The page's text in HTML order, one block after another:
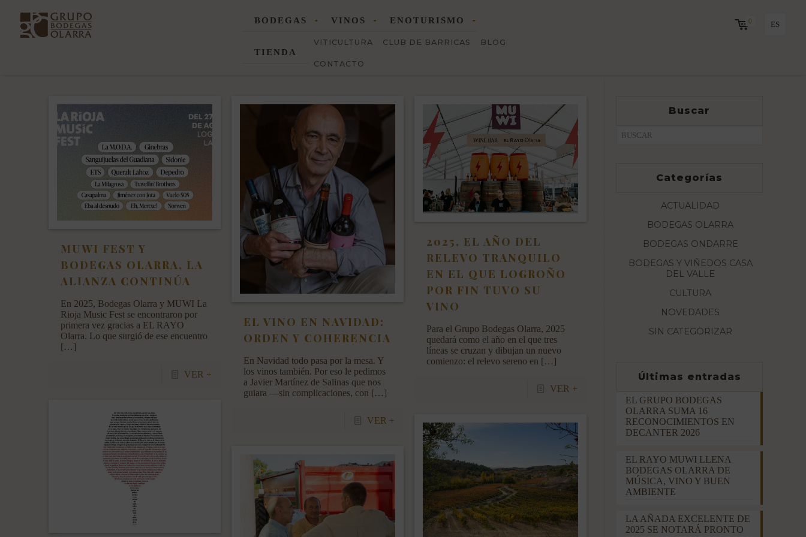
BODEGAS VINOS ENOTURISMO
TIENDA
VITICULTURA CLUB DE BARRICAS BLOG
CONTACTO
0 ES
MUWI FEST Y
BODEGAS OLARRA, LA
ALIANZA CONTINÚA
En 2025, Bodegas Olarra y MUWI La
Rioja Music Fest se encontraron por
primera vez gracias a EL RAYO
Olarra. Lo que surgió de ese encuentro
[…]
VER +
EL VINO EN NAVIDAD:
ORDEN Y COHERENCIA
En Navidad todo pasa por la mesa. Y
los vinos también. Por eso le pedimos
a Javier Martínez de Salinas que nos
guiara —sin complicaciones, con […]
VER +
2025, EL AÑO DEL
RELEVO TRANQUILO
EN EL QUE LOGROÑO
POR FIN TUVO SU
VINO
Para el Grupo Bodegas Olarra, 2025
quedará como el año en el que tres
líneas se cruzan y dibujan un nuevo
comienzo: el relevo sereno en […]
VER +
Buscar
Categorías
ACTUALIDAD
BODEGAS OLARRA
BODEGAS ONDARRE
BODEGAS Y VIÑEDOS CASA
DEL VALLE
CULTURA
NOVEDADES
SIN CATEGORIZAR
Últimas entradas
EL GRUPO BODEGAS
OLARRA SUMA 16
RECONOCIMIENTOS EN
DECANTER 2026
EL RAYO MUWI LLENA
BODEGAS OLARRA DE
MÚSICA, VINO Y BUEN
AMBIENTE
LA AÑADA EXCELENTE DE
2025 SE NOTARÁ PRONTO